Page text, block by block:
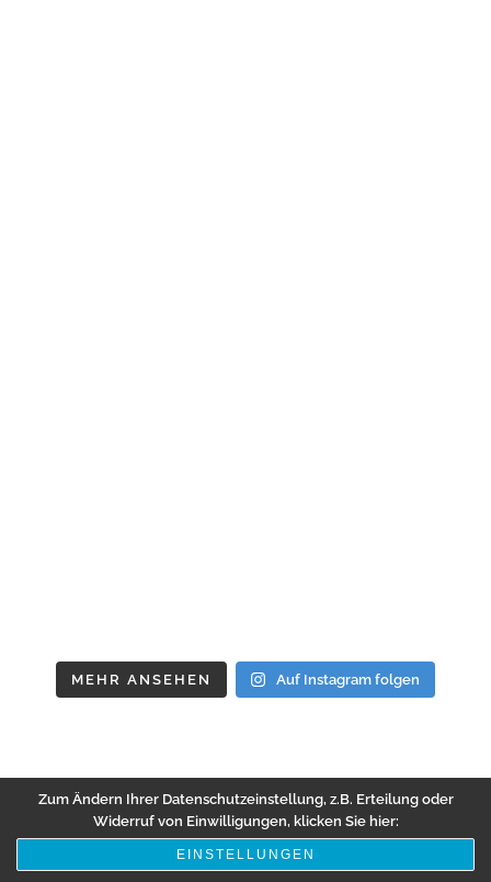
MEHR ANSEHEN Auf Instagram folgen
Zum Ändern Ihrer Datenschutzeinstellung, z.B. Erteilung oder
Widerruf von Einwilligungen, klicken Sie hier:
EINSTELLUNGEN